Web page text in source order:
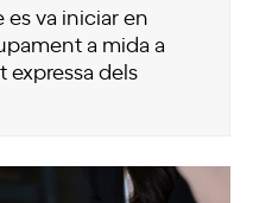
va iniciar en
a mida a
expressa dels